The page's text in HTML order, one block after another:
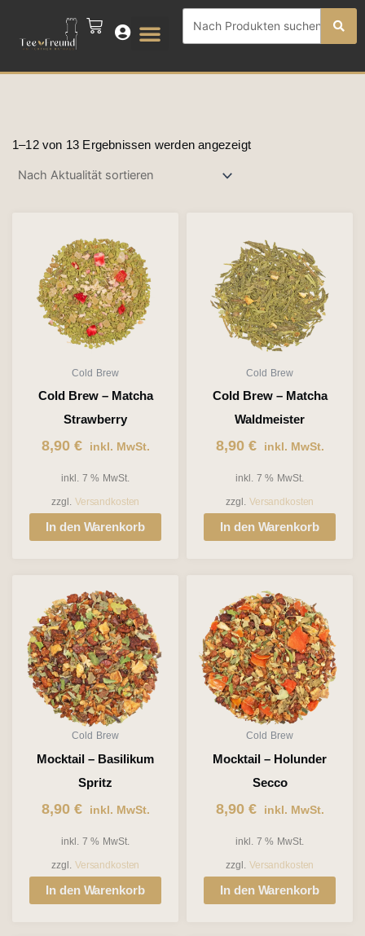
CART
Search
...
1–12 von 13 Ergebnissen werden angezeigtAktualität
Cold Brew
Cold Brew – Matcha
Strawberry
8,90 € inkl. MwSt.
inkl. 7 % MwSt.
zzgl. Versandkosten
In den Warenkorb
Cold Brew
Cold Brew – Matcha
Waldmeister
8,90 € inkl. MwSt.
inkl. 7 % MwSt.
zzgl. Versandkosten
In den Warenkorb
Cold Brew
Mocktail – Basilikum
Spritz
8,90 € inkl. MwSt.
inkl. 7 % MwSt.
zzgl. Versandkosten
In den Warenkorb
Cold Brew
Mocktail – Holunder
Secco
8,90 € inkl. MwSt.
inkl. 7 % MwSt.
zzgl. Versandkosten
In den Warenkorb